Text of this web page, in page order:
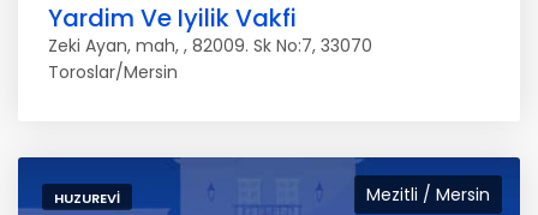
Yardim Ve Iyilik Vakfi
Zeki Ayan, mah, , 82009. Sk No:7, 33070
Toroslar/Mersin
Mezitli / Mersin
HUZUREVI